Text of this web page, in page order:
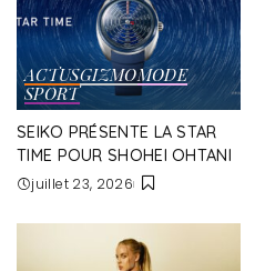
ACTUSGIZMOMODE
SPORT
SEIKO PRÉSENTE LA STAR
TIME POUR SHOHEI OHTANI
juillet 23, 2026